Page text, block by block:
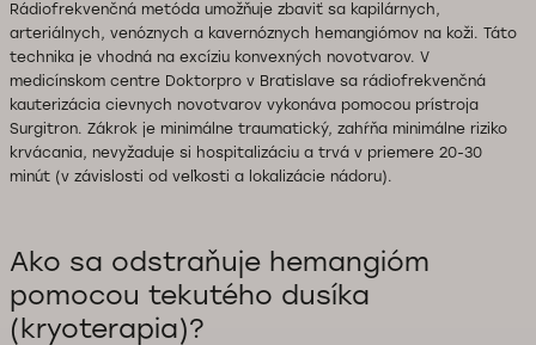
Rádiofrekvenčná metóda umožňuje zbaviť sa kapilárnych,
arteriálnych, venóznych a kavernóznych hemangiómov na koži. Táto
technika je vhodná na excíziu konvexných novotvarov. V
medicínskom centre Doktorpro v Bratislave sa rádiofrekvenčná
kauterizácia cievnych novotvarov vykonáva pomocou prístroja
Surgitron. Zákrok je minimálne traumatický, zahŕňa minimálne riziko
krvácania, nevyžaduje si hospitalizáciu a trvá v priemere 20-30
minút (v závislosti od veľkosti a lokalizácie nádoru).
Ako sa odstraňuje hemangióm
pomocou tekutého dusíka
(kryoterapia)?